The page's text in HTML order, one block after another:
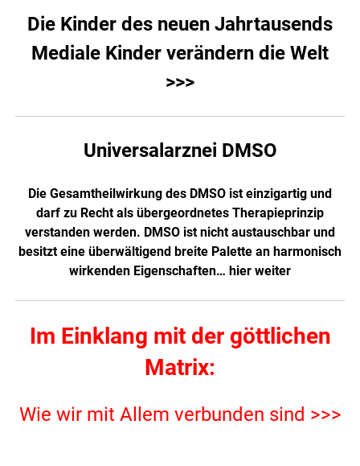
Die Kinder des neuen Jahrtausends
Mediale Kinder verändern die Welt
>>>
Universalarznei DMSO
Die Gesamtheilwirkung des DMSO ist einzigartig und
darf zu Recht als übergeordnetes Therapieprinzip
verstanden werden. DMSO ist nicht austauschbar und
besitzt eine überwältigend breite Palette an harmonisch
wirkenden Eigenschaften… hier weiter
Im Einklang mit der göttlichen
Matrix:
Wie wir mit Allem verbunden sind >>>